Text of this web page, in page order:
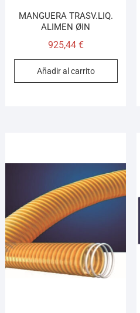
MANGUERA TRASV.LIQ.
ALIMEN ØIN
925,44 €
Añadir al carrito